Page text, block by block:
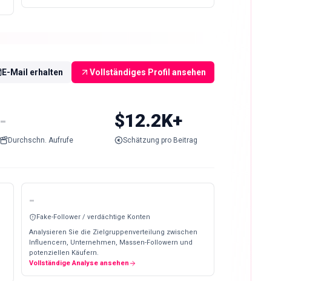
E-Mail erhalten Vollständiges Profil ansehen
-
Durchschn. Aufrufe
$12.2K+
Schätzung pro Beitrag
-
Fake-Follower / verdächtige Konten
Analysieren Sie die Zielgruppenverteilung zwischen
Influencern, Unternehmen, Massen-Followern und
potenziellen Käufern.
Vollständige Analyse ansehen